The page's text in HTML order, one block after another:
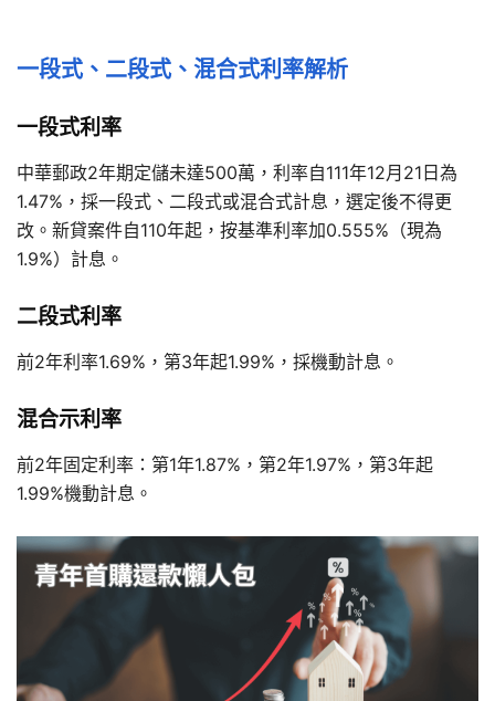
一段式、二段式、混合式利率解析
一段式利率
中華郵政2年期定儲未達500萬，利率自111年12月21日為
1.47%，採一段式、二段式或混合式計息，選定後不得更
改。新貸案件自110年起，按基準利率加0.555%（現為
1.9%）計息。
二段式利率
前2年利率1.69%，第3年起1.99%，採機動計息。
混合示利率
前2年固定利率：第1年1.87%，第2年1.97%，第3年起
1.99%機動計息。